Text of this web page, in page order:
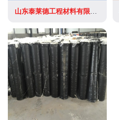
山东泰莱德工程材料有限公司